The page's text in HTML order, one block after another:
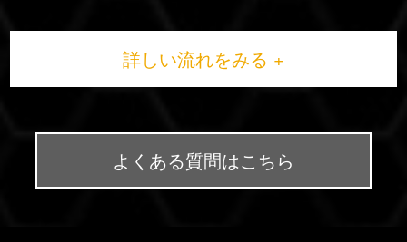
詳しい流れをみる +
よくある質問はこちら